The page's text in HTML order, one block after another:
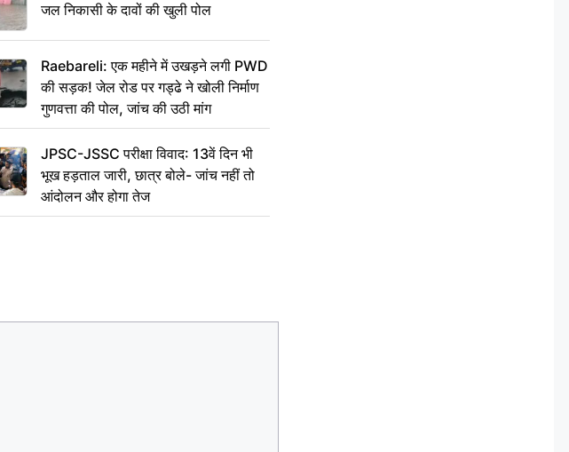
जल निकासी के दावों की खुली पोल
Raebareli: एक महीने में उखड़ने लगी PWD
की सड़क! जेल रोड पर गड्ढे ने खोली निर्माण
गुणवत्ता की पोल, जांच की उठी मांग
JPSC-JSSC परीक्षा विवाद: 13वें दिन भी
भूख हड़ताल जारी, छात्र बोले- जांच नहीं तो
आंदोलन और होगा तेज